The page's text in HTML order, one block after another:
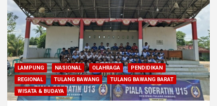
LAMPUNG NASIONAL OLAHRAGA
PENDIDIKAN
REGIONAL
TULANG BAWANG
TULANG BAWANG BARAT
WISATA & BUDAYA